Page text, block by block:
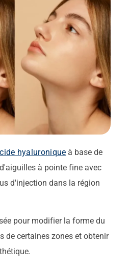
hyaluronique à base de
à pointe fine avec
d'injection dans la région
pour modifier la forme du
de certaines zones et obtenir